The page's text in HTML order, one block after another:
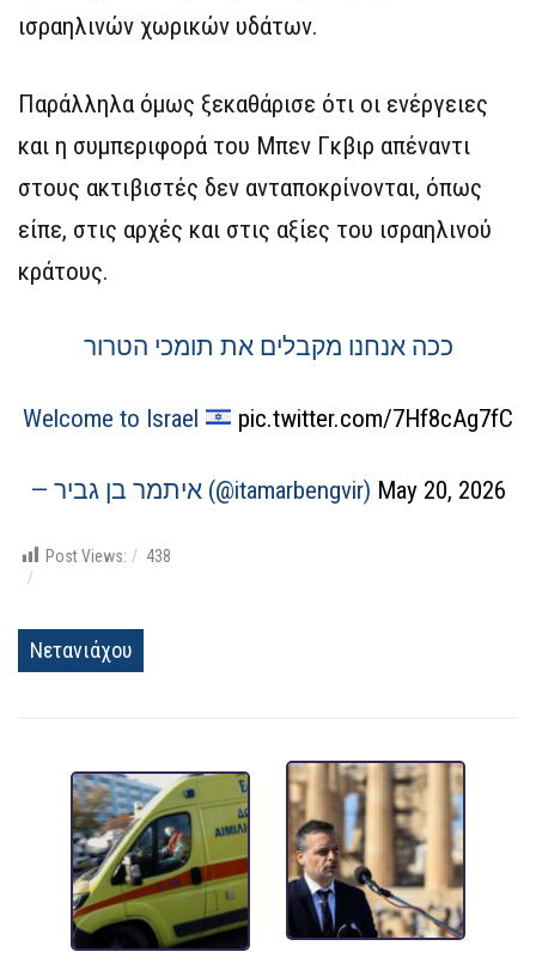
ισραηλινών χωρικών υδάτων.
Παράλληλα όμως ξεκαθάρισε ότι οι ενέργειες
και η συμπεριφορά του Μπεν Γκβιρ απέναντι
στους ακτιβιστές δεν ανταποκρίνονται, όπως
είπε, στις αρχές και στις αξίες του ισραηλινού
κράτους.
ככה אנחנו מקבלים את תומכי הטרור
Welcome to Israel pic.twitter.com/7Hf8cAg7fC
— איתמר בן גביר (@itamarbengvir) May 20, 2026
Post Views: 438
Νετανιάχου